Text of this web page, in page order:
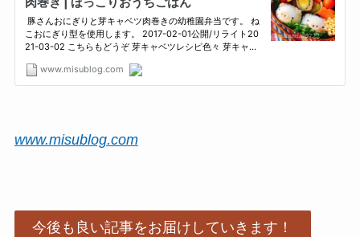
www.misublog.com
今後も良い記事をお届けしていきます！